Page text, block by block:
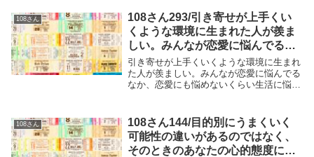
に...
108さん
108さん293/引き寄せが上手くい
くような環境に生まれた人が羨ま
しい。みんなが恋愛に悩んでるな
か、恋愛にも悩めないくらい生活
に悩んでる。
引き寄せが上手くいくような環境に生まれ
た人が羨ましい。みんなが恋愛に悩んでる
なか、恋愛にも悩めないくらい生活に悩ん
ID:OtQHqn970108さ...
108さん
108さん144/目的別にうまくいく
可能性の違いがあるのではなく、
そのときのあなたの心的態度によ